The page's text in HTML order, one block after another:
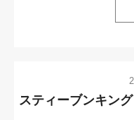
スティーブンキン